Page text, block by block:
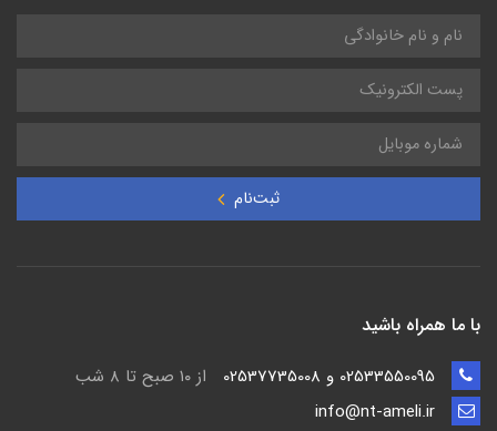
ثبت‌نام
با ما همراه باشید
از ۱۰ صبح تا ۸ شب